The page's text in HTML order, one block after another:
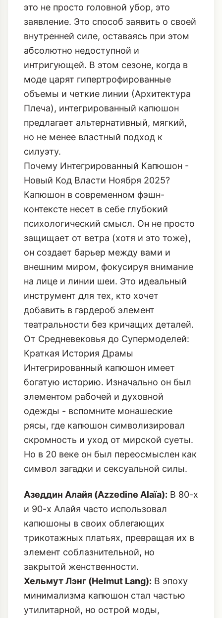
это не просто головной убор, это
заявление. Это способ заявить о своей
внутренней силе, оставаясь при этом
абсолютно недоступной и
интригующей. В этом сезоне, когда в
моде царят гипертрофированные
объемы и четкие линии (Архитектура
Плеча), интегрированный капюшон
предлагает альтернативный, мягкий,
но не менее властный подход к
силуэту.
Почему Интегрированный Капюшон -
Новый Код Власти Ноября 2025?
Капюшон в современном фэшн-
контексте несет в себе глубокий
психологический смысл. Он не просто
защищает от ветра (хотя и это тоже),
он создает барьер между вами и
внешним миром, фокусируя внимание
на лице и линии шеи. Это идеальный
инструмент для тех, кто хочет
добавить в гардероб элемент
театральности без кричащих деталей.
От Средневековья до Супермоделей:
Краткая История Драмы
Интегрированный капюшон имеет
богатую историю. Изначально он был
элементом рабочей и духовной
одежды - вспомните монашеские
рясы, где капюшон символизировал
скромность и уход от мирской суеты.
Но в 20 веке он был переосмыслен как
символ загадки и сексуальной силы.
Азеддин Алайя (Azzedine Alaïa): В 80-х
и 90-х Алайя часто использовал
капюшоны в своих облегающих
трикотажных платьях, превращая их в
элемент соблазнительной, но
закрытой женственности.
Хельмут Лэнг (Helmut Lang): В эпоху
минимализма капюшон стал частью
утилитарной, но острой моды,